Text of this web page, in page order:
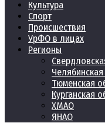
Культура
Спорт
Происшествия
УрФО в лицах
Регионы
Тюменская
Курганская
ХМАО
ЯНАО